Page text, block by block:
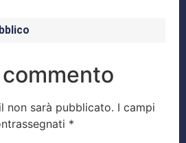
non sarà pubblicato. I campi
*